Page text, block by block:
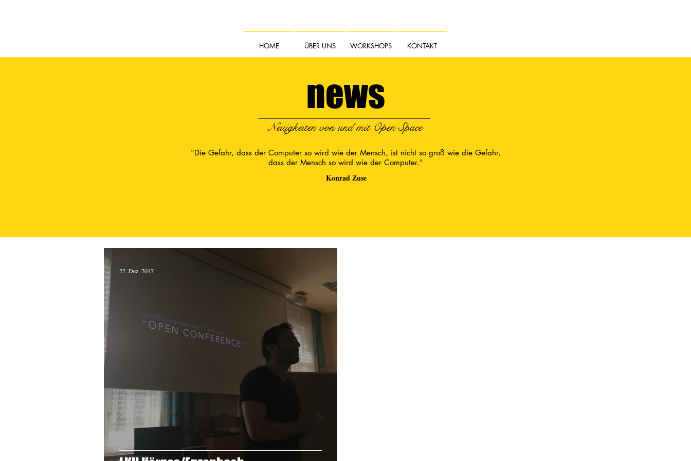
HOME ÜBER UNS WORKSHOPS KONTAKT
news
Neuigkeiten von und mit Open Space
"Die Gefahr, dass der Computer so wird wie der Mensch, ist nicht so groß wie die Gefahr,
dass der Mensch so wird wie der Computer."
Konrad Zuse
22. Dez. 2017